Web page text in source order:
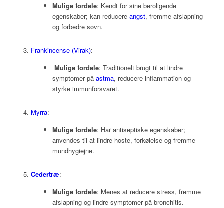
Mulige fordele: Kendt for sine beroligende
egenskaber; kan reducere angst, fremme afslapning
og forbedre søvn.
Frankincense (Virak):
Mulige fordele: Traditionelt brugt til at lindre
symptomer på astma, reducere inflammation og
styrke immunforsvaret.
Myrra:
Mulige fordele: Har antiseptiske egenskaber;
anvendes til at lindre hoste, forkølelse og fremme
mundhygiejne.
Cedertræ:
Mulige fordele: Menes at reducere stress, fremme
afslapning og lindre symptomer på bronchitis.